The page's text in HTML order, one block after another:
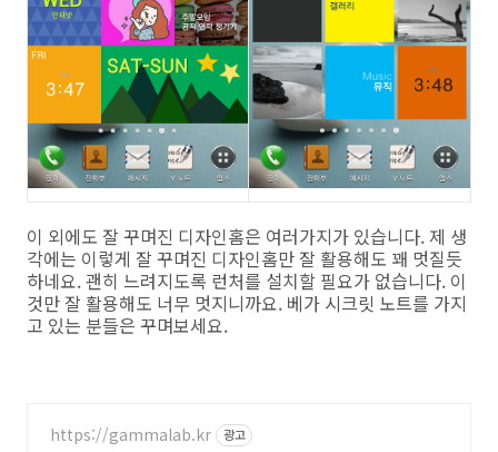
이 외에도 잘 꾸며진 디자인홈은 여러가지가 있습니다. 제 생
각에는 이렇게 잘 꾸며진 디자인홈만 잘 활용해도 꽤 멋질듯
하네요. 괜히 느려지도록 런처를 설치할 필요가 없습니다. 이
것만 잘 활용해도 너무 멋지니까요. 베가 시크릿 노트를 가지
고 있는 분들은 꾸며보세요.
https://gammalab.kr 광고